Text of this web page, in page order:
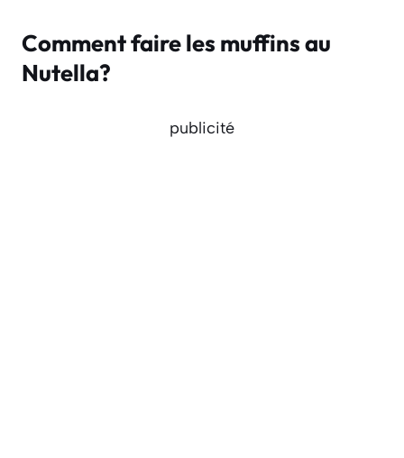
Comment faire les muffins au
Nutella?
publicité